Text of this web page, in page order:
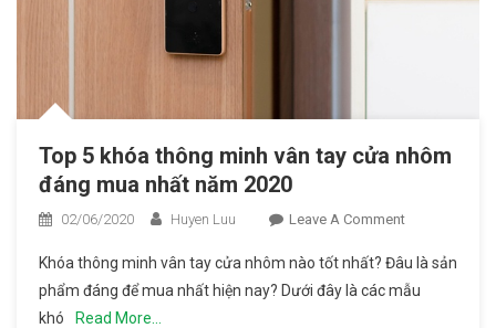
Top 5 khóa thông minh vân tay cửa nhôm
đáng mua nhất năm 2020
02/06/2020 Huyen Luu Leave A Comment
Thông
Minh
Khóa thông minh vân tay cửa nhôm nào tốt nhất? Đâu là sản
phẩm đáng để mua nhất hiện nay? Dưới đây là các mẫu
khó
Read More…